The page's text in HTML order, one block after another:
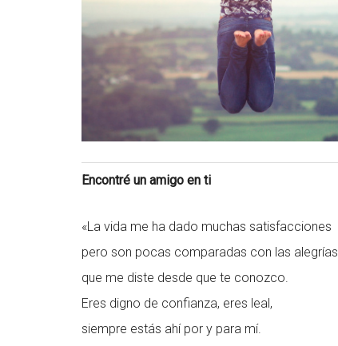
Encontré un amigo en ti
«La vida me ha dado muchas satisfacciones
pero son pocas comparadas con las alegrías
que me diste desde que te conozco.
Eres digno de confianza, eres leal,
siempre estás ahí por y para mí.